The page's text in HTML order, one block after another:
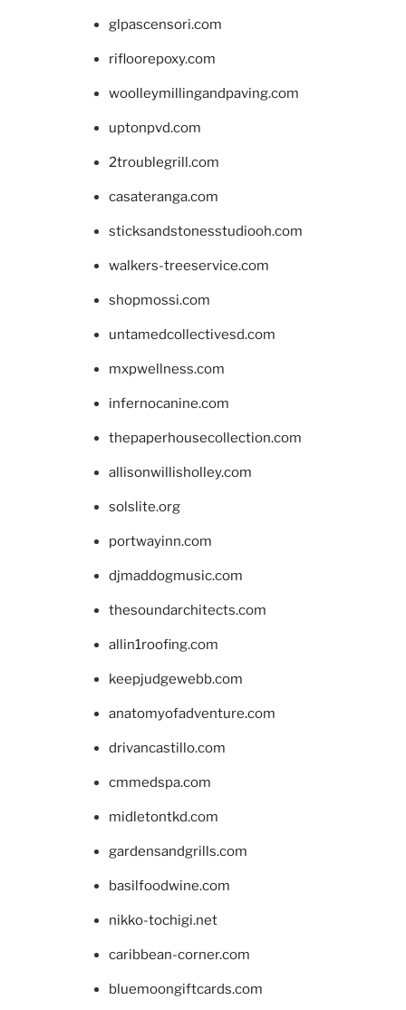
glpascensori.com
rifloorepoxy.com
woolleymillingandpaving.com
uptonpvd.com
2troublegrill.com
casateranga.com
sticksandstonesstudiooh.com
walkers-treeservice.com
shopmossi.com
untamedcollectivesd.com
mxpwellness.com
infernocanine.com
thepaperhousecollection.com
allisonwillisholley.com
solslite.org
portwayinn.com
djmaddogmusic.com
thesoundarchitects.com
allin1roofing.com
keepjudgewebb.com
anatomyofadventure.com
drivancastillo.com
cmmedspa.com
midletontkd.com
gardensandgrills.com
basilfoodwine.com
nikko-tochigi.net
caribbean-corner.com
bluemoongiftcards.com